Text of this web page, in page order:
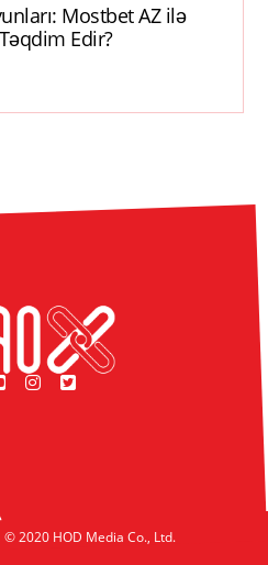
Mostbet AZ ilə
Edir?
© 2020 HOD Media Co., Ltd.